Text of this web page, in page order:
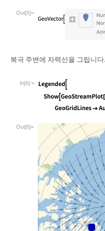
Out[5]=
북극 주변에 자력선을 그립니다.
In[6]:=
Out[6]=